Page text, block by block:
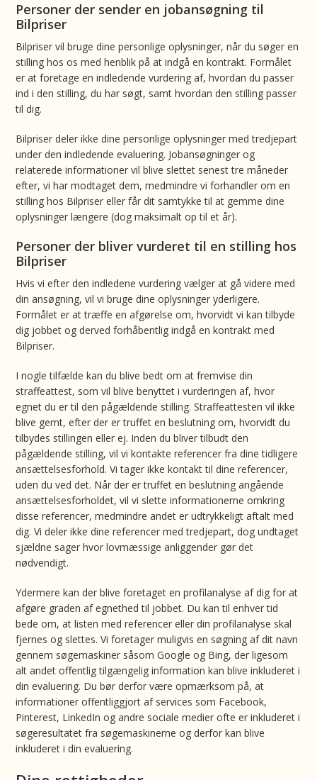
Personer der sender en jobansøgning til
Bilpriser
Bilpriser vil bruge dine personlige oplysninger, når du søger en
stilling hos os med henblik på at indgå en kontrakt. Formålet
er at foretage en indledende vurdering af, hvordan du passer
ind i den stilling, du har søgt, samt hvordan den stilling passer
til dig.
Bilpriser deler ikke dine personlige oplysninger med tredjepart
under den indledende evaluering. Jobansøgninger og
relaterede informationer vil blive slettet senest tre måneder
efter, vi har modtaget dem, medmindre vi forhandler om en
stilling hos Bilpriser eller får dit samtykke til at gemme dine
oplysninger længere (dog maksimalt op til et år).
Personer der bliver vurderet til en stilling hos
Bilpriser
Hvis vi efter den indledene vurdering vælger at gå videre med
din ansøgning, vil vi bruge dine oplysninger yderligere.
Formålet er at træffe en afgørelse om, hvorvidt vi kan tilbyde
dig jobbet og derved forhåbentlig indgå en kontrakt med
Bilpriser.
I nogle tilfælde kan du blive bedt om at fremvise din
straffeattest, som vil blive benyttet i vurderingen af, hvor
egnet du er til den pågældende stilling. Straffeattesten vil ikke
blive gemt, efter der er truffet en beslutning om, hvorvidt du
tilbydes stillingen eller ej. Inden du bliver tilbudt den
pågældende stilling, vil vi kontakte referencer fra dine tidligere
ansættelsesforhold. Vi tager ikke kontakt til dine referencer,
uden du ved det. Når der er truffet en beslutning angående
ansættelsesforholdet, vil vi slette informationerne omkring
disse referencer, medmindre andet er udtrykkeligt aftalt med
dig. Vi deler ikke dine referencer med tredjepart, dog undtaget
sjældne sager hvor lovmæssige anliggender gør det
nødvendigt.
Ydermere kan der blive foretaget en profilanalyse af dig for at
afgøre graden af egnethed til jobbet. Du kan til enhver tid
bede om, at listen med referencer eller din profilanalyse skal
fjernes og slettes. Vi foretager muligvis en søgning af dit navn
gennem søgemaskiner såsom Google og Bing, der ligesom
alt andet offentlig tilgængelig information kan blive inkluderet i
din evaluering. Du bør derfor være opmærksom på, at
informationer offentliggjort af services som Facebook,
Pinterest, LinkedIn og andre sociale medier ofte er inkluderet i
søgeresultatet fra søgemaskinerne og derfor kan blive
inkluderet i din evaluering.